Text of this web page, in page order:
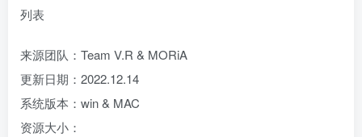
列表
来源团队：Team V.R & MORiA
更新日期：2022.12.14
系统版本：win & MAC
资源大小：